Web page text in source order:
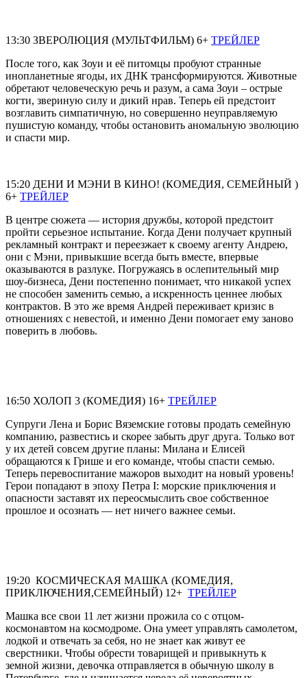
13:30 ЗВЕРОЛЮЦИЯ (МУЛЬТФИЛЬМ) 6+ ТРЕЙЛЕР
После того, как Зоуи и её питомцы пробуют странные
инопланетные ягоды, их ДНК трансформируются. Животные
обретают человеческую речь и разум, а сама Зоуи – острые
когти, звериную силу и дикий нрав. Теперь ей предстоит
возглавить симпатичную, но совершенно неуправляемую
пушистую команду, чтобы остановить аномальную эволюцию
и спасти мир.
15:20 ДЕНИ И МЭНИ В КИНО! (КОМЕДИЯ, СЕМЕЙНЫЙ )
6+ ТРЕЙЛЕР
В центре сюжета — история дружбы, которой предстоит
пройти серьезное испытание. Когда Дени получает крупный
рекламный контракт и переезжает к своему агенту Андрею,
они с Мэни, привыкшие всегда быть вместе, впервые
оказываются в разлуке. Погружаясь в ослепительный мир
шоу-бизнеса, Дени постепенно понимает, что никакой успех
не способен заменить семью, а искренность ценнее любых
контрактов. В это же время Андрей переживает кризис в
отношениях с невестой, и именно Дени помогает ему заново
поверить в любовь.
16:50 ХОЛОП 3 (КОМЕДИЯ) 16+ ТРЕЙЛЕР
Супруги Лена и Борис Вяземские готовы продать семейную
компанию, развестись и скорее забыть друг друга. Только вот
у их детей совсем другие планы: Милана и Елисей
обращаются к Грише и его команде, чтобы спасти семью.
Теперь перевоспитание мажоров выходит на новый уровень!
Герои попадают в эпоху Петра I: морские приключения и
опасности заставят их переосмыслить свое собственное
прошлое и осознать — нет ничего важнее семьи.
19:20 КОСМИЧЕСКАЯ МАШКА (КОМЕДИЯ,
ПРИКЛЮЧЕНИЯ,СЕМЕЙНЫЙ) 12+ ТРЕЙЛЕР
Машка все свои 11 лет жизни прожила со с отцом-
космонавтом на космодроме. Она умеет управлять самолетом,
лодкой и отвечать за себя, но не знает как живут ее
сверстники. Чтобы обрести товарищей и привыкнуть к
земной жизни, девочка отправляется в обычную школу в